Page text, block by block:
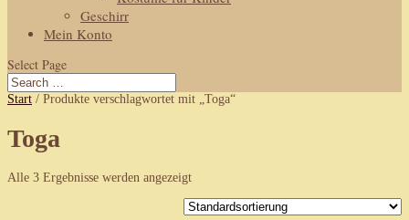
Geschirr
Mein Konto
Select Page
Start / Produkte verschlagwortet mit „Toga“
Toga
Alle 3 Ergebnisse werden angezeigt